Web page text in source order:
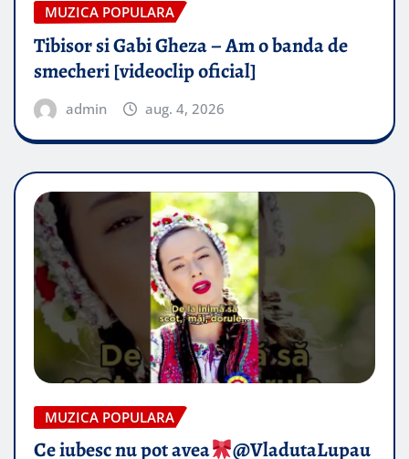
MUZICA POPULARA
Tibisor si Gabi Gheza – Am o banda de
smecheri [videoclip oficial]
admin aug. 4, 2026
MUZICA POPULARA
Ce iubesc nu pot avea
​@VladutaLupau